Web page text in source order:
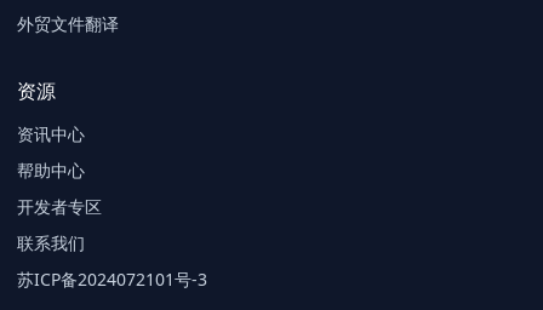
外贸文件翻译
资源
资讯中心
帮助中心
开发者专区
联系我们
苏ICP备2024072101号-3